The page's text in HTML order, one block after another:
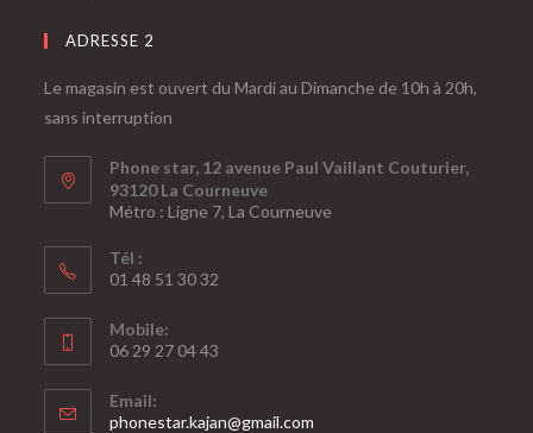
ADRESSE 2
Le magasin est ouvert du Mardi au Dimanche de 10h à 20h,
sans interruption
Phone star, 12 avenue Paul Vaillant Couturier,
93120 La Courneuve
Métro : Ligne 7, La Courneuve
Tél :
01 48 51 30 32
Mobile:
06 29 27 04 43
Email:
phonestar.kajan@gmail.com